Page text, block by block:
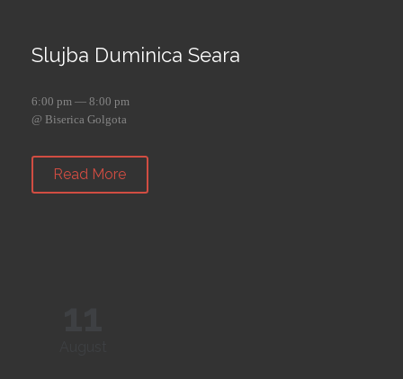
Slujba Duminica Seara
6:00 pm — 8:00 pm
@ Biserica Golgota
Read More